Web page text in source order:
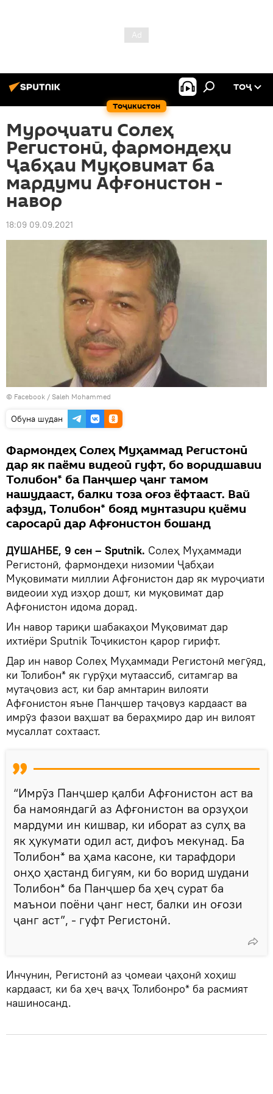
Тоҷикистон
ТОҶ
Муроҷиати Солеҳ
Регистонӣ, фармондеҳи
Ҷабҳаи Муқовимат ба
мардуми Афғонистон -
навор
18:09 09.09.2021
© Facebook / Saleh Mohammed
Обуна шудан
Фармондеҳ Солеҳ Муҳаммад Регистонӣ
дар як паёми видеоӣ гуфт, бо воридшавии
Толибон* ба Панҷшер ҷанг тамом
нашудааст, балки тоза оғоз ёфтааст. Вай
афзуд, Толибон* бояд мунтазири қиёми
саросарӣ дар Афғонистон бошанд
ДУШАНБЕ, 9 сен – Sputnik. Солеҳ Муҳаммади
Регистонӣ, фармондеҳи низомии Ҷабҳаи
Муқовимати миллии Афғонистон дар як муроҷиати
видеоии худ изҳор дошт, ки муқовимат дар
Афғонистон идома дорад.
Ин навор тариқи шабакаҳои Муқовимат дар
ихтиёри Sputnik Тоҷикистон қарор гирифт.
Дар ин навор Солеҳ Муҳаммади Регистонӣ мегӯяд,
ки Толибон* як гурӯҳи мутаассиб, ситамгар ва
мутаҷовиз аст, ки бар амнтарин вилояти
Афғонистон яъне Панҷшер таҷовуз кардааст ва
имрӯз фазои ваҳшат ва бераҳмиро дар ин вилоят
мусаллат сохтааст.
“Имрӯз Панҷшер қалби Афғонистон аст ва
ба намояндагӣ аз Афғонистон ва орзуҳои
мардуми ин кишвар, ки иборат аз сулҳ ва
як ҳукумати одил аст, дифоъ мекунад. Ба
Толибон* ва ҳама касоне, ки тарафдори
онҳо ҳастанд бигуям, ки бо ворид шудани
Толибон* ба Панҷшер ба ҳеҷ сурат ба
маънои поёни ҷанг нест, балки ин оғози
ҷанг аст”, - гуфт Регистонӣ.
Инчунин, Регистонӣ аз ҷомеаи ҷаҳонӣ хоҳиш
кардааст, ки ба ҳеҷ ваҷҳ Толибонро* ба расмият
нашиносанд.